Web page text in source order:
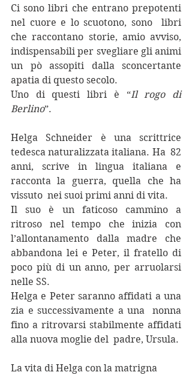
Ci sono libri che entrano prepotenti
nel cuore e lo scuotono, sono  libri
che raccontano storie, amio avviso,
indispensabili per svegliare gli animi
un pò assopiti dalla sconcertante
apatia di questo secolo.
Uno di questi libri è “Il rogo di
Berlino”.
Helga Schneider è una scrittrice
tedesca naturalizzata italiana. Ha  82
anni, scrive in lingua italiana e
racconta la guerra, quella che ha
vissuto  nei suoi primi anni di vita.
Il suo è un faticoso cammino a
ritroso nel tempo che inizia con
l’allontanamento dalla madre che
abbandona lei e Peter, il fratello di
poco più di un anno, per arruolarsi
nelle SS.
Helga e Peter saranno affidati a una
zia e successivamente a una  nonna
fino a ritrovarsi stabilmente affidati
alla nuova moglie del  padre, Ursula.
La vita di Helga con la matrigna